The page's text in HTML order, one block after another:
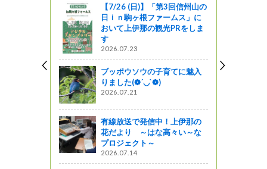
【7/26 (日)】「第3回信州山の
日ｉｎ駒ヶ根ファームス」に
おいて上伊那の観光PRをしま
す
2026.07.23
ブッポウソウの子育てに魅入
りました(❁´◡`❁)
2026.07.21
有線放送で発信中！上伊那の
花だより ～はな高々い～な
プロジェクト～
2026.07.14